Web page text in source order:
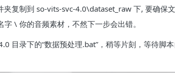
夹复制到 so-vits-svc-4.0\dataset_raw 下, 要确保
\ 你的音频素材，不然下一步会出错。
目录下的“数据预处理.bat”，稍等片刻，等待脚